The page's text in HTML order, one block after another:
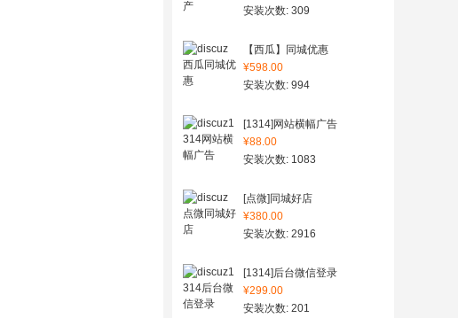
安装次数: 309
【西瓜】同城优惠
¥598.00
安装次数: 994
[1314]网站横幅广告
¥88.00
安装次数: 1083
[点微]同城好店
¥380.00
安装次数: 2916
[1314]后台微信登录
¥299.00
安装次数: 201